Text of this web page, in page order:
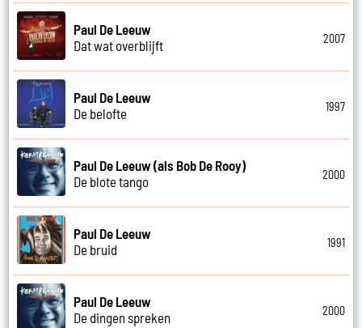
Paul De Leeuw
Dat wat overblijft
2007
Paul De Leeuw
De belofte
1997
Paul De Leeuw (als Bob De Rooy)
De blote tango
2000
Paul De Leeuw
De bruid
1991
Paul De Leeuw
De dingen spreken
2000